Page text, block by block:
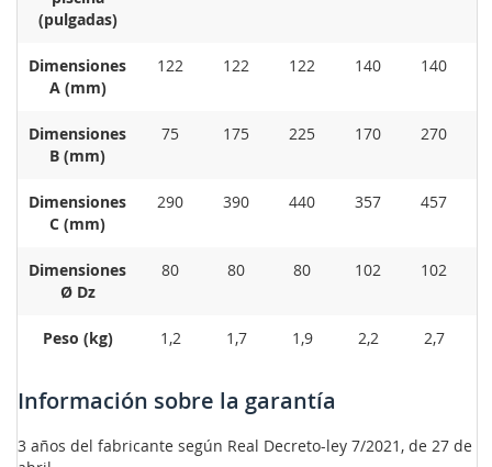
(pulgadas)
Dimensiones
A (mm)
122 122 122 140 140
Dimensiones
B (mm)
75 175 225 170 270
Dimensiones
C (mm)
290 390 440 357 457
Dimensiones
Ø Dz
80 80 80 102 102
Peso (kg) 1,2 1,7 1,9 2,2 2,7
Información sobre la garantía
3 años del fabricante según Real Decreto-ley 7/2021, de 27 de